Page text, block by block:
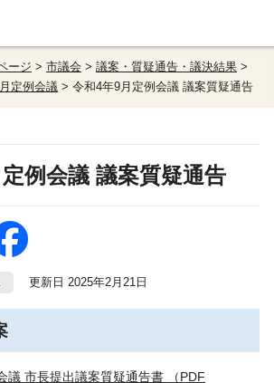
ージ > 市議会 > 議案・質疑通告・議決結果 >
定例会議 > 令和4年9月定例会議 議案質疑通告
例会議 議案質疑通告
更新日 2025年2月21日
議 市長提出議案質疑通告書 （PDF